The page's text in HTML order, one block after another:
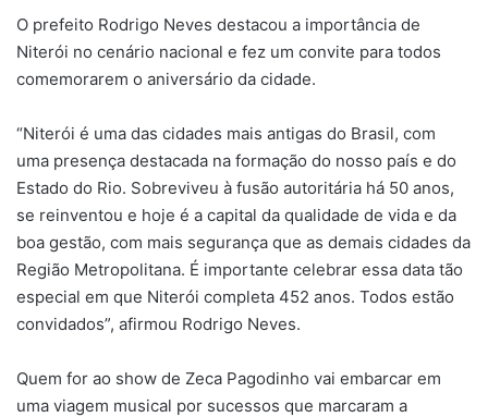
O prefeito Rodrigo Neves destacou a importância de
Niterói no cenário nacional e fez um convite para todos
comemorarem o aniversário da cidade.
“Niterói é uma das cidades mais antigas do Brasil, com
uma presença destacada na formação do nosso país e do
Estado do Rio. Sobreviveu à fusão autoritária há 50 anos,
se reinventou e hoje é a capital da qualidade de vida e da
boa gestão, com mais segurança que as demais cidades da
Região Metropolitana. É importante celebrar essa data tão
especial em que Niterói completa 452 anos. Todos estão
convidados”, afirmou Rodrigo Neves.
Quem for ao show de Zeca Pagodinho vai embarcar em
uma viagem musical por sucessos que marcaram a